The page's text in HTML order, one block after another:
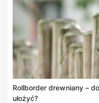
Rollborder drewniany –
ułożyć?